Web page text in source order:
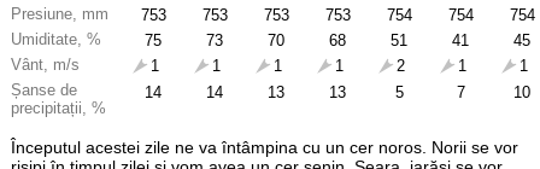
Presiune, mm
Umiditate, %
Vânt, m/s
Șanse de
precipitații, %
753
75
1
14
753
73
1
14
753
70
1
13
753
68
1
13
754
51
2
5
754
41
1
7
754
45
1
10
Începutul acestei zile ne va întâmpina cu un cer noros. Norii se vor